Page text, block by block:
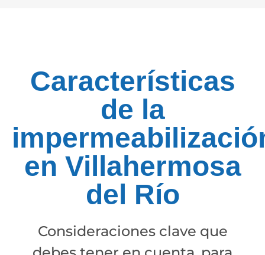
Características
de la
en Villahermosa
del Río
Consideraciones clave que